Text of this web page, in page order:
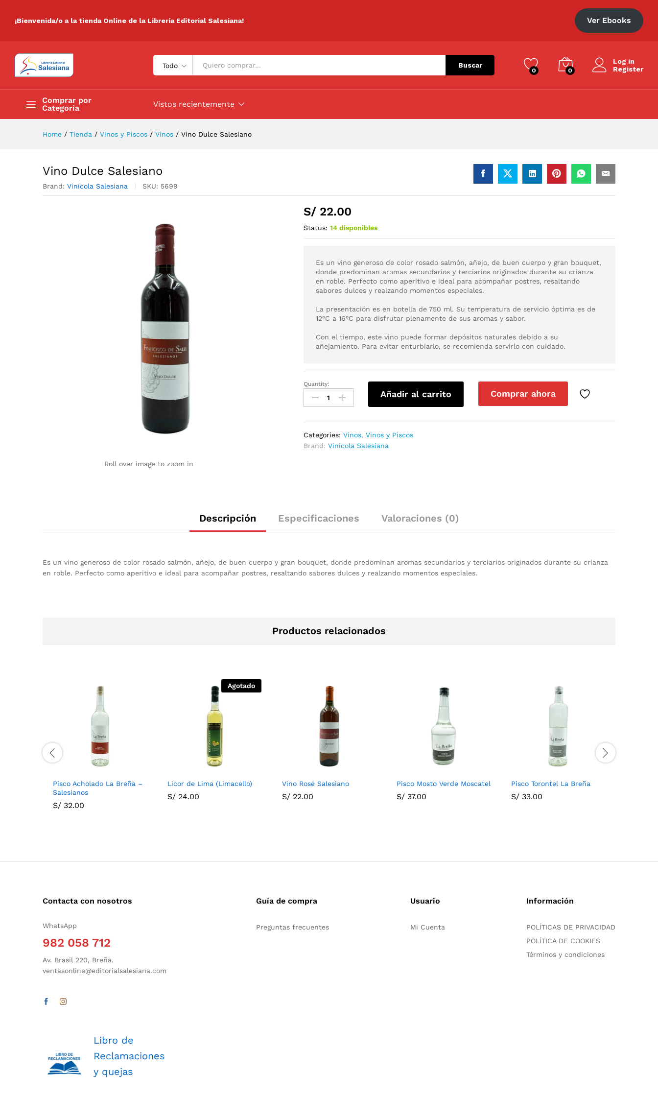
¡Bienvenida/o a la tienda Online de la Librería Editorial Salesiana! Ver Ebooks
Todo Buscar
0 0
Log in
Register
Comprar por
Categoría
Promociones
Vistos recientemente
Home / Tienda / Vinos y Piscos / Vinos / Vino Dulce Salesiano
Vino Dulce Salesiano
Brand: Vinícola Salesiana SKU: 5699
Roll over image to zoom in
S/ 22.00
Status: 14 disponibles
Es un vino generoso de color rosado salmón, añejo, de buen cuerpo y gran bouquet,
donde predominan aromas secundarios y terciarios originados durante su crianza
en roble. Perfecto como aperitivo e ideal para acompañar postres, resaltando
sabores dulces y realzando momentos especiales.
La presentación es en botella de 750 ml. Su temperatura de servicio óptima es de
12°C a 16°C para disfrutar plenamente de sus aromas y sabor.
Con el tiempo, este vino puede formar depósitos naturales debido a su
añejamiento. Para evitar enturbiarlo, se recomienda servirlo con cuidado.
Quantity:
Añadir al carrito Comprar ahora
Categories:Vinos,Vinos y Piscos
Brand:Vinícola Salesiana
Descripción Especificaciones Valoraciones (0)
Es un vino generoso de color rosado salmón, añejo, de buen cuerpo y gran bouquet, donde predominan aromas secundarios y terciarios originados durante su crianza
en roble. Perfecto como aperitivo e ideal para acompañar postres, resaltando sabores dulces y realzando momentos especiales.
Productos relacionados
Pisco Acholado La Breña –
Salesianos
S/ 32.00
Agotado
Licor de Lima (Limacello)
S/ 24.00
Vino Rosé Salesiano
S/ 22.00
Pisco Mosto Verde Moscatel
S/ 37.00
Pisco Torontel La Breña
S/ 33.00
Contacta con nosotros
WhatsApp
982 058 712
Av. Brasil 220, Breña.
ventasonline@editorialsalesiana.com
Libro de
Reclamaciones
y quejas
Guía de compra
Preguntas frecuentes
Usuario
Mi Cuenta
Información
POLÍTICAS DE PRIVACIDAD
POLÍTICA DE COOKIES
Términos y condiciones
Añadir al carrito